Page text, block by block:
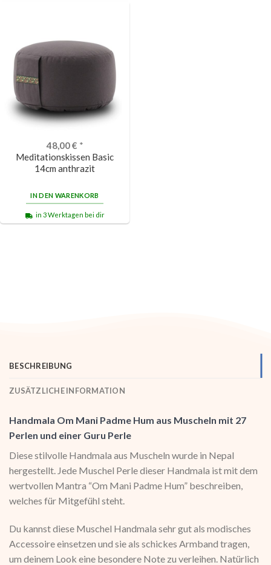
48,00€ *
Meditationskissen Basic
14cm anthrazit
IN DEN WARENKORB
in 3 Werktagen bei dir
BESCHREIBUNG
ZUSÄTZLICHE INFORMATION
Handmala Om Mani Padme Hum aus Muscheln mit 27
Perlen und einer Guru Perle
Diese stilvolle Handmala aus Muscheln wurde in Nepal
hergestellt. Jede Muschel Perle dieser Handmala ist mit dem
wertvollen Mantra “Om Mani Padme Hum” beschreiben,
welches für Mitgefühl steht.
Du kannst diese Muschel Handmala sehr gut als modisches
Accessoire einsetzen und sie als schickes Armband tragen,
um deinem Look eine besondere Note zu verleihen. Natürlich